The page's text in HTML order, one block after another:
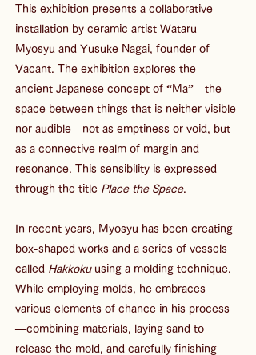
This exhibition presents a collaborative
installation by ceramic artist Wataru
Myosyu and Yusuke Nagai, founder of
Vacant. The exhibition explores the
ancient Japanese concept of “Ma”—the
space between things that is neither visible
nor audible—not as emptiness or void, but
as a connective realm of margin and
resonance. This sensibility is expressed
through the title Place the Space.
In recent years, Myosyu has been creating
box-shaped works and a series of vessels
called Hakkoku using a molding technique.
While employing molds, he embraces
various elements of chance in his process
—combining materials, laying sand to
release the mold, and carefully finishing